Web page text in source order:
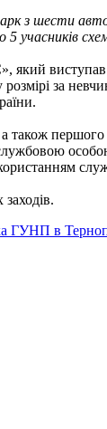
з шести
учасників
який
за
також
в